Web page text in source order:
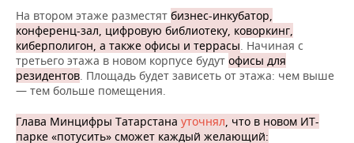
На втором этаже разместят бизнес-инкубатор,
конференц-зал, цифровую библиотеку, коворкинг,
киберполигон, а также офисы и террасы. Начиная с
третьего этажа в новом корпусе будут офисы для
резидентов. Площадь будет зависеть от этажа: чем выше
— тем больше помещения.
Глава Минцифры Татарстана уточнял, что в новом ИТ-
парке «потусить» сможет каждый желающий: